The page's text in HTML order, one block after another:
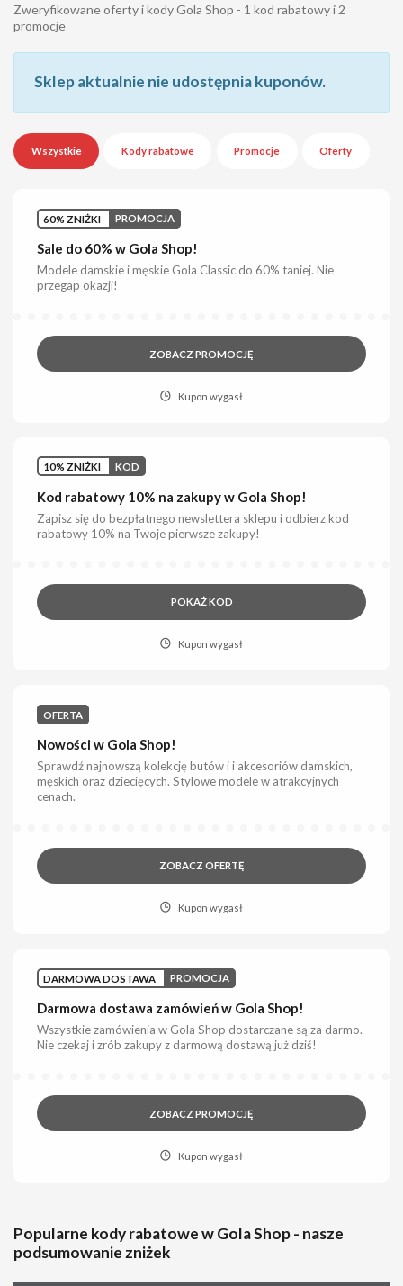
Zweryfikowane oferty i kody Gola Shop - 1 kod rabatowy i 2
promocje
Sklep aktualnie nie udostępnia kuponów.
Wszystkie Kody rabatowe Promocje Oferty
60% ZNIŻKI PROMOCJA
Sale do 60% w Gola Shop!
Modele damskie i męskie Gola Classic do 60% taniej. Nie
przegap okazji!
ZOBACZ PROMOCJĘ
Kupon wygasł
10% ZNIŻKI KOD
Kod rabatowy 10% na zakupy w Gola Shop!
Zapisz się do bezpłatnego newslettera sklepu i odbierz kod
rabatowy 10% na Twoje pierwsze zakupy!
POKAŻ KOD
Kupon wygasł
OFERTA
Nowości w Gola Shop!
Sprawdź najnowszą kolekcję butów i i akcesoriów damskich,
męskich oraz dziecięcych. Stylowe modele w atrakcyjnych
cenach.
ZOBACZ OFERTĘ
Kupon wygasł
DARMOWA DOSTAWA PROMOCJA
Darmowa dostawa zamówień w Gola Shop!
Wszystkie zamówienia w Gola Shop dostarczane są za darmo.
Nie czekaj i zrób zakupy z darmową dostawą już dziś!
ZOBACZ PROMOCJĘ
Kupon wygasł
Popularne kody rabatowe w Gola Shop - nasze
podsumowanie zniżek